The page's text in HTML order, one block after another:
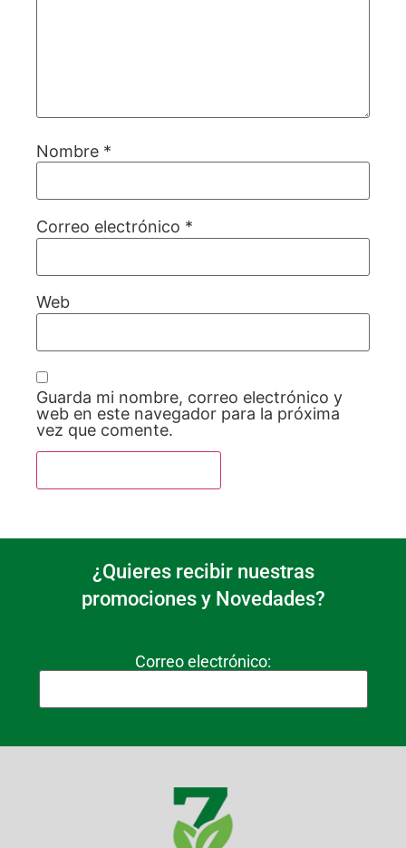
Nombre *
Correo electrónico *
Web
Guarda mi nombre, correo electrónico y
web en este navegador para la próxima
vez que comente.
¿Quieres recibir nuestras
promociones y Novedades?
Correo electrónico: